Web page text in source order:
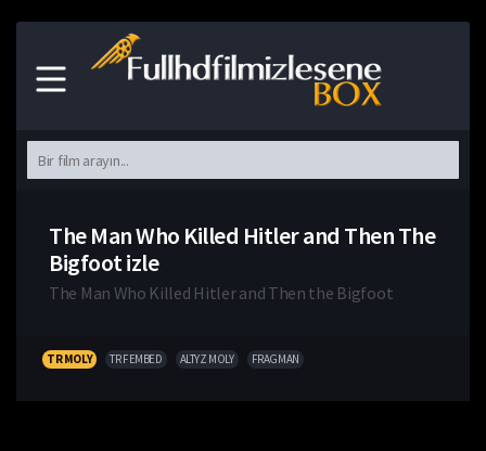
The Man Who Killed Hitler and Then The
Bigfoot izle
The Man Who Killed Hitler and Then the Bigfoot
TR MOLY TR FEMBED ALTYZ MOLY FRAGMAN